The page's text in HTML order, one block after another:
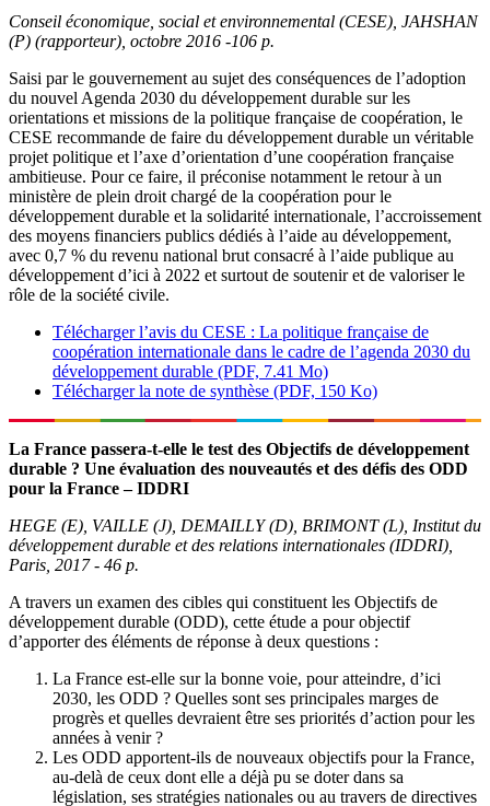
Conseil économique, social et environnemental (CESE), JAHSHAN
(P) (rapporteur), octobre 2016 -106 p.
Saisi par le gouvernement au sujet des conséquences de l’adoption
du nouvel Agenda 2030 du développement durable sur les
orientations et missions de la politique française de coopération, le
CESE recommande de faire du développement durable un véritable
projet politique et l’axe d’orientation d’une coopération française
ambitieuse. Pour ce faire, il préconise notamment le retour à un
ministère de plein droit chargé de la coopération pour le
développement durable et la solidarité internationale, l’accroissement
des moyens financiers publics dédiés à l’aide au développement,
avec 0,7 % du revenu national brut consacré à l’aide publique au
développement d’ici à 2022 et surtout de soutenir et de valoriser le
rôle de la société civile.
Télécharger l’avis du CESE : La politique française de
coopération internationale dans le cadre de l’agenda 2030 du
développement durable (PDF, 7.41 Mo)
Télécharger la note de synthèse (PDF, 150 Ko)
La France passera-t-elle le test des Objectifs de développement
durable ? Une évaluation des nouveautés et des défis des ODD
pour la France – IDDRI
HEGE (E), VAILLE (J), DEMAILLY (D), BRIMONT (L), Institut du
développement durable et des relations internationales (IDDRI),
Paris, 2017 - 46 p.
A travers un examen des cibles qui constituent les Objectifs de
développement durable (ODD), cette étude a pour objectif
d’apporter des éléments de réponse à deux questions :
La France est-elle sur la bonne voie, pour atteindre, d’ici
2030, les ODD ? Quelles sont ses principales marges de
progrès et quelles devraient être ses priorités d’action pour les
années à venir ?
Les ODD apportent-ils de nouveaux objectifs pour la France,
au-delà de ceux dont elle a déjà pu se doter dans sa
législation, ses stratégies nationales ou au travers de directives